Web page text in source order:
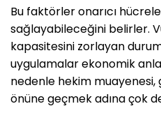
Bu faktörler onarıcı
sağlayabileceğini belirler.
kapasitesini zorlayan
uygulamalar ekonomik
nedenle hekim
önüne geçmek adına çok